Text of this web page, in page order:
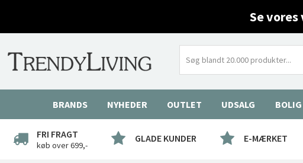
Se
BRANDS NYHEDER OUTLET UDSALG BOLIG
FRI FRAGT
køb over 699,-
GLADE KUNDER E-MÆRKET